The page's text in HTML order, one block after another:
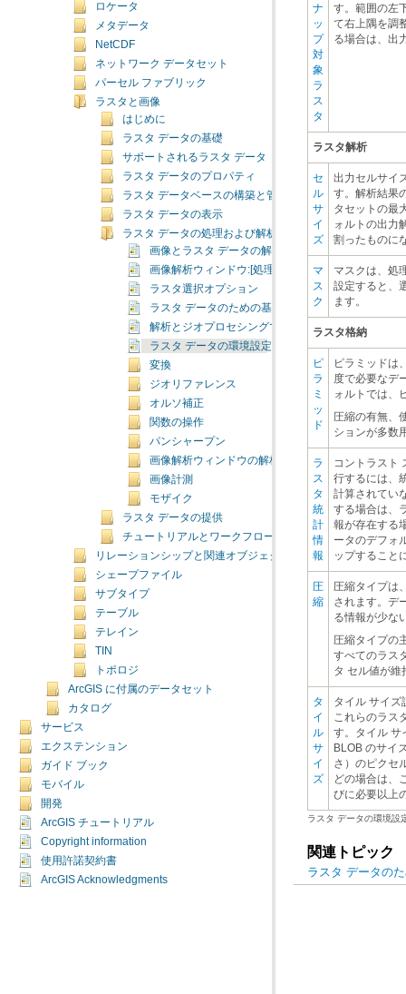
ロケータ
メタデータ
NetCDF
ネットワーク データセット
パーセル ファブリック
ラスタと画像
はじめに
ラスタ データの基礎
サポートされるラスタ データ
ラスタ データのプロパティ
ラスタ データベースの構築と管理
ラスタ データの表示
ラスタ データの処理および解析
画像とラスタ データの解析について
画像解析ウィンドウ:[処理] セクション
ラスタ選択オプション
ラスタ データのための基本的なジオプロセシング
解析とジオプロセシングでのモザイク データセッ
ラスタ データの環境設定
変換
ジオリファレンス
オルソ補正
関数の操作
パンシャープン
画像解析ウィンドウの解析ツール
画像計測
モザイク
ラスタ データの提供
チュートリアルとワークフロー
リレーションシップと関連オブジェクト
シェープファイル
サブタイプ
テーブル
テレイン
TIN
トポロジ
ArcGIS に付属のデータセット
カタログ
サービス
エクステンション
ガイド ブック
モバイル
開発
ArcGIS チュートリアル
Copyright information
使用許諾契約書
ArcGIS Acknowledgments
タ
る場合は、出
ラスタ解析
ズ 割ったものに
ク ます。
ラスタ格納
ド
ォルトでは、
ションが多数
報 ップすること
縮
る情報が少な
タ セル値が維
ズ
びに必要以上
ラスタ データの環境設
関連トピック
ラスタ データの